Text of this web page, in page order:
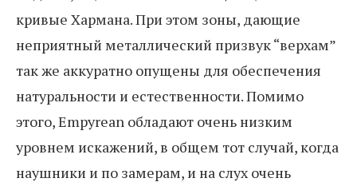
кривые Хармана. При этом зоны, дающие
неприятный металлический призвук “верхам”
так же аккуратно опущены для обеспечения
натуральности и естественности. Помимо
этого, Empyrean обладают очень низким
уровнем искажений, в общем тот случай, когда
наушники и по замерам, и на слух очень